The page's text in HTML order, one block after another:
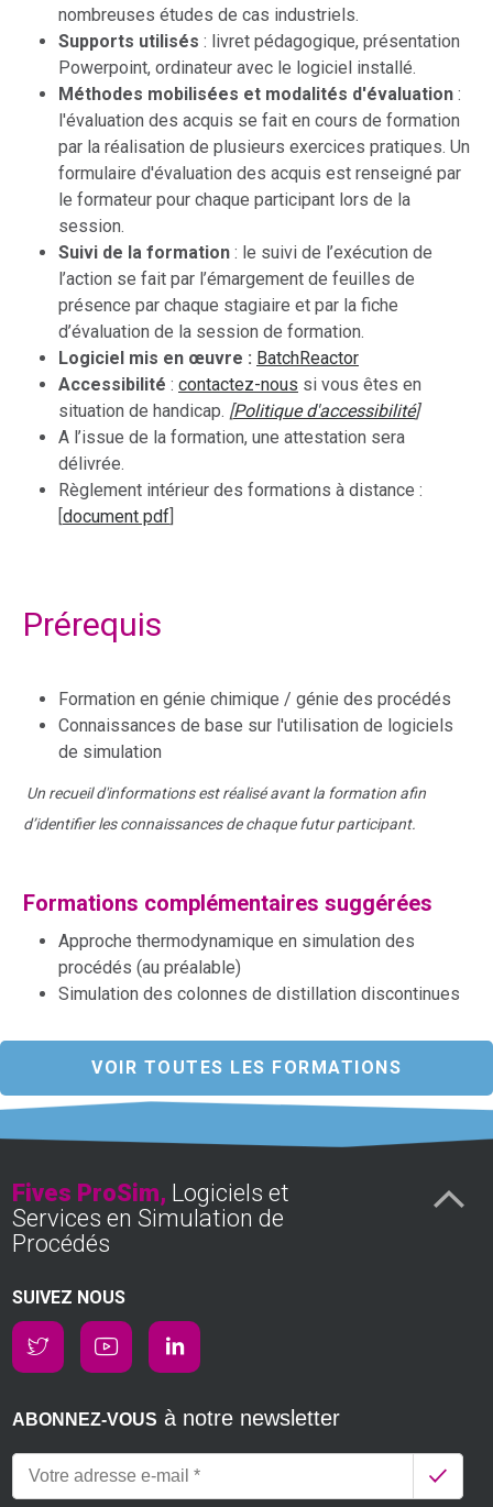
nombreuses études de cas industriels.
Supports utilisés : livret pédagogique, présentation
Powerpoint, ordinateur avec le logiciel installé.
Méthodes mobilisées et modalités d'évaluation :
l'évaluation des acquis se fait en cours de formation
par la réalisation de plusieurs exercices pratiques. Un
formulaire d'évaluation des acquis est renseigné par
le formateur pour chaque participant lors de la
session.
Suivi de la formation : le suivi de l’exécution de
l’action se fait par l’émargement de feuilles de
présence par chaque stagiaire et par la fiche
d’évaluation de la session de formation.
Logiciel mis en œuvre : BatchReactor
Accessibilité : contactez-nous si vous êtes en
situation de handicap. [Politique d'accessibilité]
A l’issue de la formation, une attestation sera
délivrée.
Règlement intérieur des formations à distance :
[document pdf]
Prérequis
Formation en génie chimique / génie des procédés
Connaissances de base sur l'utilisation de logiciels
de simulation
Un recueil d'informations est réalisé avant la formation afin
d’identifier les connaissances de chaque futur participant.
Formations complémentaires suggérées
Approche thermodynamique en simulation des
procédés (au préalable)
Simulation des colonnes de distillation discontinues
VOIR TOUTES LES FORMATIONS
Fives ProSim, Logiciels et
Services en Simulation de
Procédés
SUIVEZ NOUS
ABONNEZ-VOUS à notre newsletter